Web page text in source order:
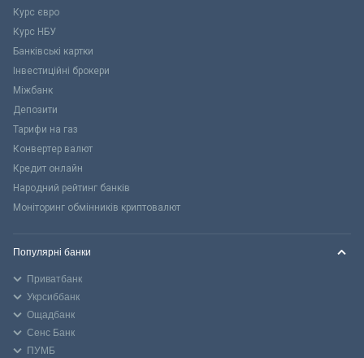
Курс євро
Курс НБУ
Банківські картки
Інвестиційні брокери
Міжбанк
Депозити
Тарифи на газ
Конвертер валют
Кредит онлайн
Народний рейтинг банків
Моніторинг обмінників криптовалют
Популярні банки
Приватбанк
Укрсиббанк
Ощадбанк
Сенс Банк
ПУМБ